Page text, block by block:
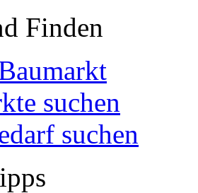
Finden
suchen
suchen